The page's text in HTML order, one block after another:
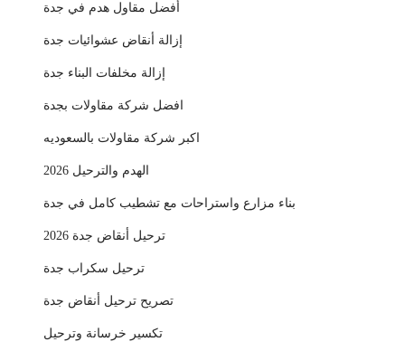
أفضل مقاول هدم في جدة
إزالة أنقاض عشوائيات جدة
إزالة مخلفات البناء جدة
افضل شركة مقاولات بجدة
اكبر شركة مقاولات بالسعوديه
الهدم والترحيل 2026
بناء مزارع واستراحات مع تشطيب كامل في جدة
ترحيل أنقاض جدة 2026
ترحيل سكراب جدة
تصريح ترحيل أنقاض جدة
تكسير خرسانة وترحيل